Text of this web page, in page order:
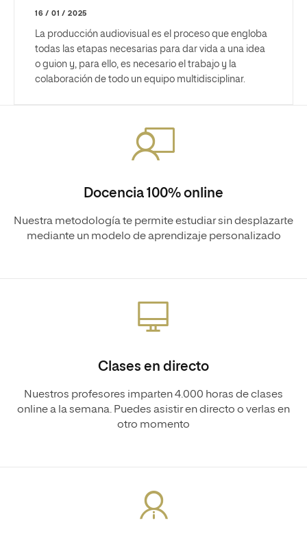
16 / 01 / 2025
La producción audiovisual es el proceso que engloba
todas las etapas necesarias para dar vida a una idea
o guion y, para ello, es necesario el trabajo y la
colaboración de todo un equipo multidisciplinar.
Docencia 100% online
Nuestra metodología te permite estudiar sin desplazarte
mediante un modelo de aprendizaje personalizado
Clases en directo
Nuestros profesores imparten 4.000 horas de clases
online a la semana. Puedes asistir en directo o verlas en
otro momento